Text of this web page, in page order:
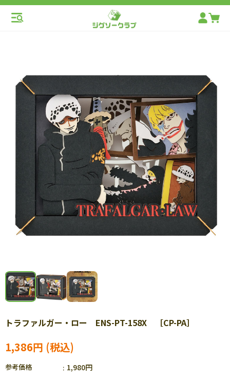
トラファルガー・ロー ENS-PT-158X ［CP-PA］
1,386円
参考価格 1,980円